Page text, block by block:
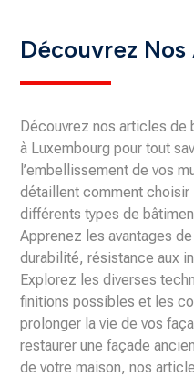
Découvrez
Découvrez nos articles de
à Luxembourg pour tout
l’embellissement de vos
détaillent comment choisir
différents types de
Apprenez les avantages
durabilité, résistance aux
Explorez les diverses
finitions possibles et les
prolonger la vie de vos
restaurer une façade
de votre maison, nos